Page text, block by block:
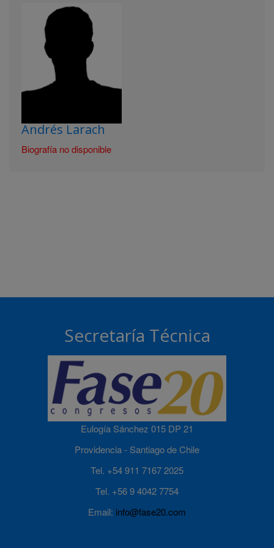
Andrés Larach
Biografía no disponible
Secretaría Técnica
Eulogía Sánchez 015 DP 21
Providencia - Santiago de Chile
Tel. +54 911 7167 2025
Tel. +56 9 4042 7754
Email: info@fase20.com